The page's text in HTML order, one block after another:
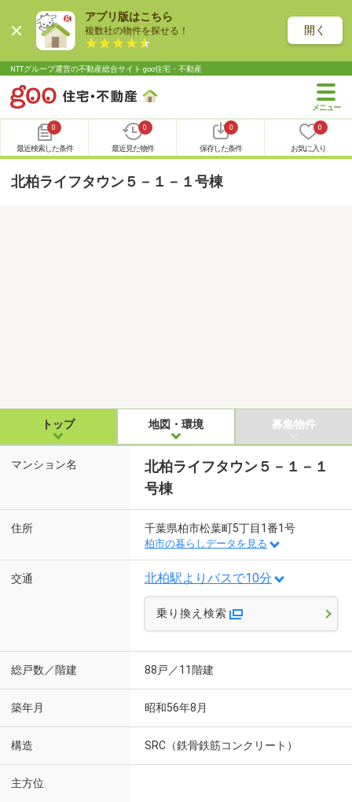
アプリ版はこちら
複数社の物件を探せる！ 開く
NTTグループ運営の不動産総合サイト goo住宅・不動産
0
最近検索した条件
0
最近見た物件
0
保存した条件
0
お気に入り
北柏ライフタウン５－１－１号棟
トップ 地図・環境 募集物件
マンション名
北柏ライフタウン５－１－１
号棟
住所 千葉県柏市松葉町5丁目1番1号
柏市の暮らしデータを見る
交通 北柏駅よりバスで10分
乗り換え検索
総戸数／階建 88戸／11階建
築年月 昭和56年8月
構造 SRC（鉄骨鉄筋コンクリート）
主方位